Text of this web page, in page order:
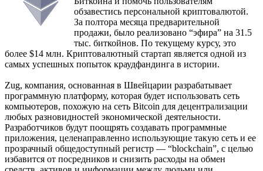
обзавестись персональной криптовалютой.
За полтора месяца предварительной
продажи, было реализовано “эфира” на 31.5
тыс. биткойнов. По текущему курсу, это
более $14 млн. Криптовалютный стартап является одной из
самых успешных попыток краудфандинга в истории.
Zug, компания, основанная в Швейцарии разрабатывает
программную платформу, которая будет использовать сеть
компьютеров, похожую на сеть Bitcoin для децентрализации
любых разновидностей экономической деятельности.
Разработчиков будут поощрять создавать программные
приложения, целенаправленно использующие такую сеть и ее
прозрачный общедоступный регистр — “blockchain”, с целью
избавится от посредников и снизить расходы на обмен